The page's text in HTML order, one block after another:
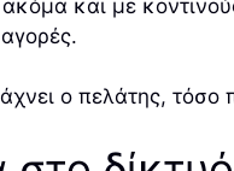
και με
ο πελάτης, τόσο